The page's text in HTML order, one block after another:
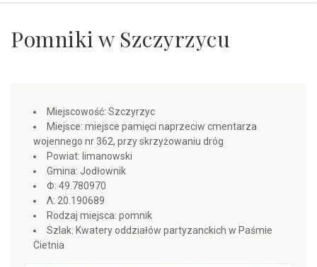
Pomniki w Szczyrzycu
Miejscowość: Szczyrzyc
Miejsce: miejsce pamięci naprzeciw cmentarza
wojennego nr 362, przy skrzyżowaniu dróg
Powiat: limanowski
Gmina: Jodłownik
Φ: 49.780970
Λ: 20.190689
Rodzaj miejsca: pomnik
Szlak: Kwatery oddziałów partyzanckich w Paśmie
Cietnia